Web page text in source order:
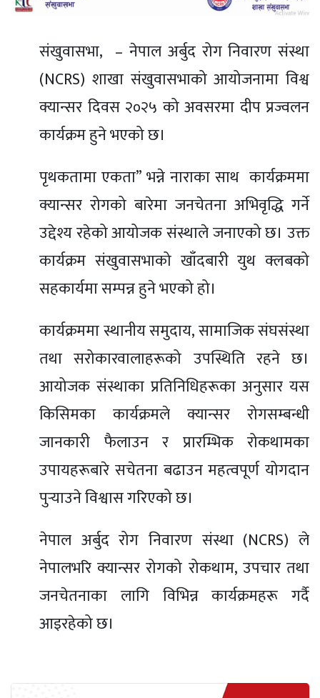
संखुवासभा, – नेपाल अर्बुद रोग निवारण संस्था
(NCRS) शाखा संखुवासभाको आयोजनामा विश्व
क्यान्सर दिवस २०२५ को अवसरमा दीप प्रज्वलन
कार्यक्रम हुने भएको छ।
पृथकतामा एकता” भन्ने नाराका साथ कार्यक्रममा
क्यान्सर रोगको बारेमा जनचेतना अभिवृद्धि गर्ने
उद्देश्य रहेको आयोजक संस्थाले जनाएको छ। उक्त
कार्यक्रम संखुवासभाको खाँदबारी युथ क्लबको
सहकार्यमा सम्पन्न हुने भएको हो।
कार्यक्रममा स्थानीय समुदाय, सामाजिक संघसंस्था
तथा सरोकारवालाहरूको उपस्थिति रहने छ।
आयोजक संस्थाका प्रतिनिधिहरूका अनुसार यस
किसिमका कार्यक्रमले क्यान्सर रोगसम्बन्धी
जानकारी फैलाउन र प्रारम्भिक रोकथामका
उपायहरूबारे सचेतना बढाउन महत्वपूर्ण योगदान
पुर्‍याउने विश्वास गरिएको छ।
नेपाल अर्बुद रोग निवारण संस्था (NCRS) ले
नेपालभरि क्यान्सर रोगको रोकथाम, उपचार तथा
जनचेतनाका लागि विभिन्न कार्यक्रमहरू गर्दै
आइरहेको छ।